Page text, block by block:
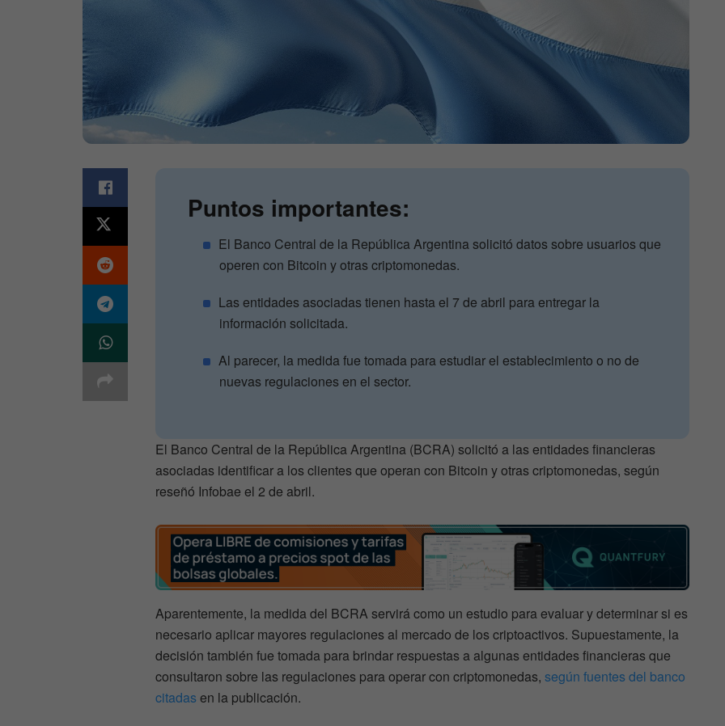
Puntos importantes:
El Banco Central de la República Argentina solicitó datos sobre usuarios que
operen con Bitcoin y otras criptomonedas.
Las entidades asociadas tienen hasta el 7 de abril para entregar la
información solicitada.
Al parecer, la medida fue tomada para estudiar el establecimiento o no de
nuevas regulaciones en el sector.
El Banco Central de la República Argentina (BCRA) solicitó a las entidades financieras
asociadas identificar a los clientes que operan con Bitcoin y otras criptomonedas, según
reseñó Infobae el 2 de abril.
Aparentemente, la medida del BCRA servirá como un estudio para evaluar y determinar si es
necesario aplicar mayores regulaciones al mercado de los criptoactivos. Supuestamente, la
decisión también fue tomada para brindar respuestas a algunas entidades financieras que
consultaron sobre las regulaciones para operar con criptomonedas, según fuentes del banco
citadasen la publicación.